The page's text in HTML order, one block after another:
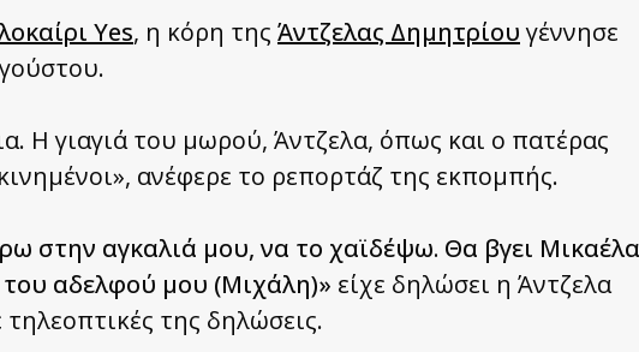
Yes, η κόρη της Άντζελας Δημητρίουγέννησε
Η γιαγιά του μωρού, Άντζελα, όπως και ο πατέρας
ανέφερε το ρεπορτάζ της εκπομπής.
στην αγκαλιά μου, να το χαϊδέψω. Θα βγει Μικαέλα
του αδελφού μου (Μιχάλη)» είχε δηλώσει η Άντζελα
της δηλώσεις.